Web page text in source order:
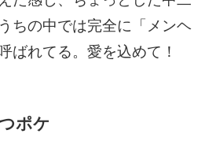
ちの中では完全に「メンヘ
ばれてる。愛を込めて！
ポケ